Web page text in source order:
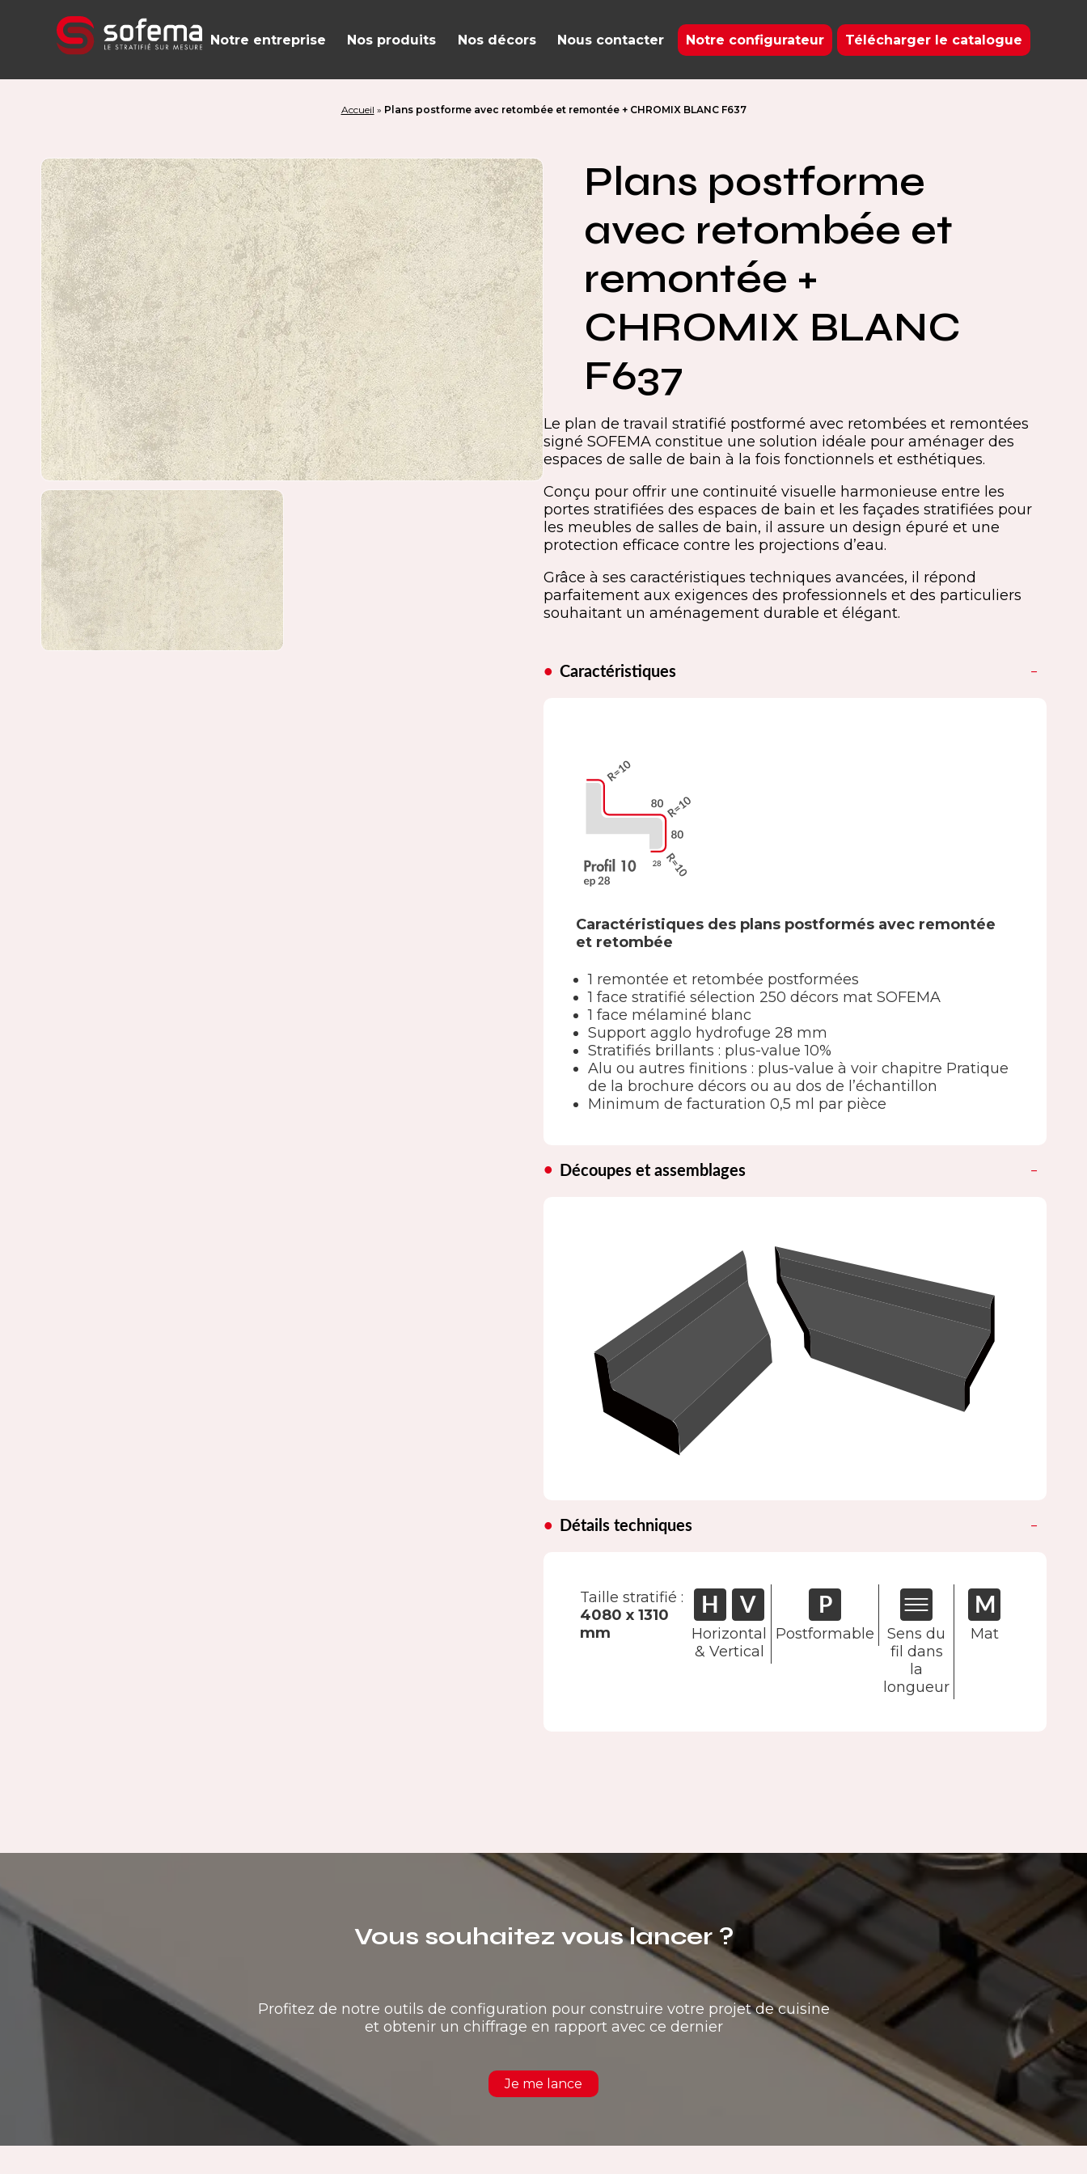
Notre entreprise Nos produits Nos décors Nous contacter Notre configurateur Télécharger le catalogue
Accueil » Plans postforme avec retombée et remontée + CHROMIX BLANC F637
Plans postforme
avec retombée et
remontée +
CHROMIX BLANC
F637
Le plan de travail stratifié postformé avec retombées et remontées
signé SOFEMA constitue une solution idéale pour aménager des
espaces de salle de bain à la fois fonctionnels et esthétiques.
Conçu pour offrir une continuité visuelle harmonieuse entre les
portes stratifiées des espaces de bain et les façades stratifiées pour
les meubles de salles de bain, il assure un design épuré et une
protection efficace contre les projections d’eau.
Grâce à ses caractéristiques techniques avancées, il répond
parfaitement aux exigences des professionnels et des particuliers
souhaitant un aménagement durable et élégant.
Caractéristiques
Caractéristiques des plans postformés avec remontée
et retombée
1 remontée et retombée postformées
1 face stratifié sélection 250 décors mat SOFEMA
1 face mélaminé blanc
Support agglo hydrofuge 28 mm
Stratifiés brillants : plus-value 10%
Alu ou autres finitions : plus-value à voir chapitre Pratique
de la brochure décors ou au dos de l’échantillon
Minimum de facturation 0,5 ml par pièce
Découpes et assemblages
Détails techniques
Taille stratifié :
4080 x 1310
mm
Horizontal
& Vertical
Postformable
Sens du
fil dans
la
longueur
Mat
Vous souhaitez vous lancer ?
Profitez de notre outils de configuration pour construire votre projet de cuisine
et obtenir un chiffrage en rapport avec ce dernier
Je me lance